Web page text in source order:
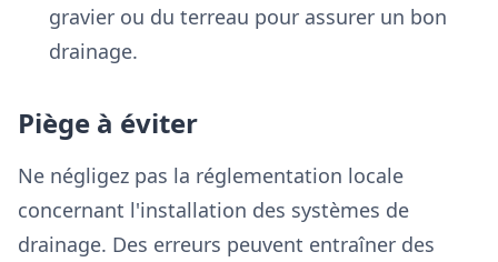
gravier ou du terreau pour assurer un bon
drainage.
Piège à éviter
Ne négligez pas la réglementation locale
concernant l'installation des systèmes de
drainage. Des erreurs peuvent entraîner des